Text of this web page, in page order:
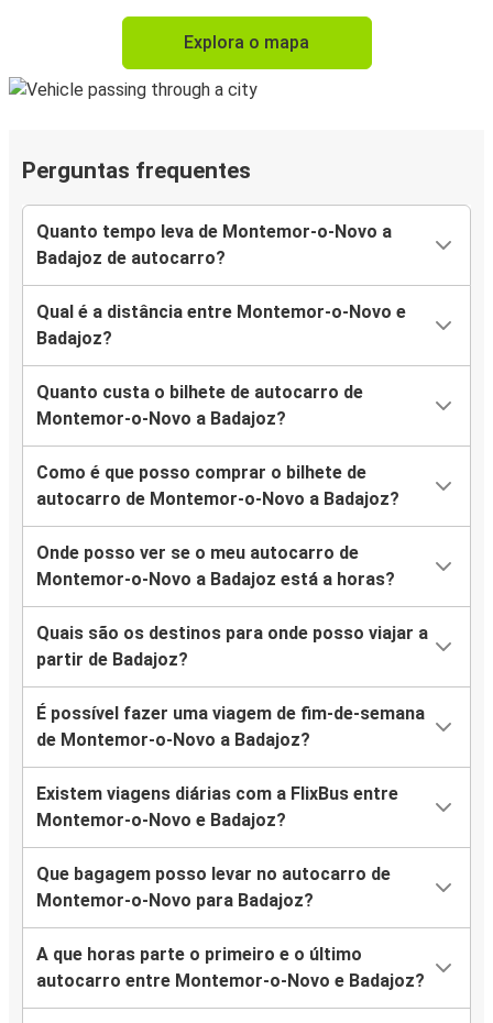
Explora o mapa
Perguntas frequentes
Quanto tempo leva de Montemor-o-Novo a
Badajoz de autocarro?
Qual é a distância entre Montemor-o-Novo e
Badajoz?
Quanto custa o bilhete de autocarro de
Montemor-o-Novo a Badajoz?
Como é que posso comprar o bilhete de
autocarro de Montemor-o-Novo a Badajoz?
Onde posso ver se o meu autocarro de
Montemor-o-Novo a Badajoz está a horas?
Quais são os destinos para onde posso viajar a
partir de Badajoz?
É possível fazer uma viagem de fim-de-semana
de Montemor-o-Novo a Badajoz?
Existem viagens diárias com a FlixBus entre
Montemor-o-Novo e Badajoz?
Que bagagem posso levar no autocarro de
Montemor-o-Novo para Badajoz?
A que horas parte o primeiro e o último
autocarro entre Montemor-o-Novo e Badajoz?